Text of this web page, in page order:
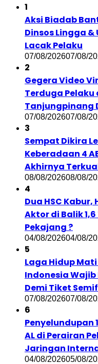
1
Aksi Biadab
Dinsos Lingga &
Lacak Pelaku
07/08/202607/08/
2
Gegera Video
Terduga Pelaku
Tanjungpinang
07/08/202607/08/
3
Sempat Dikira
Keberadaan 4
Akhirnya
08/08/202608/08/
4
Dua HSC
Aktor di Balik
Pekajang ?
04/08/202604/08/
5
Laga Hidup Mati
Indonesia
Demi Tiket
07/08/202607/08/
6
Penyelundupan
AL di Perairan
Jaringan
04/08/202605/08/